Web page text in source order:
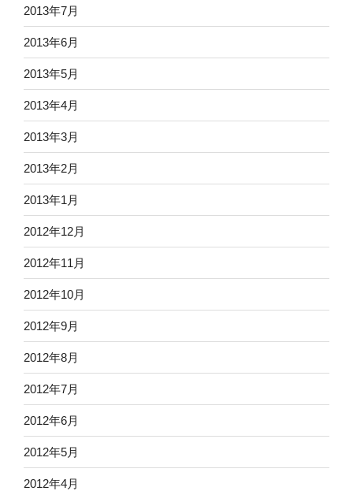
2013年7月
2013年6月
2013年5月
2013年4月
2013年3月
2013年2月
2013年1月
2012年12月
2012年11月
2012年10月
2012年9月
2012年8月
2012年7月
2012年6月
2012年5月
2012年4月